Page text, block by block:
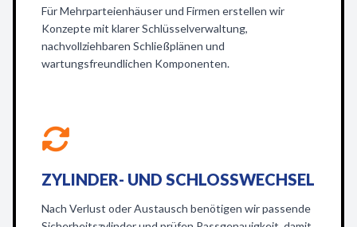
Für Mehrparteienhäuser und Firmen erstellen wir
Konzepte mit klarer Schlüsselverwaltung,
nachvollziehbaren Schließplänen und
wartungsfreundlichen Komponenten.
ZYLINDER- UND SCHLOSSWECHSEL
Nach Verlust oder Austausch benötigen wir passende